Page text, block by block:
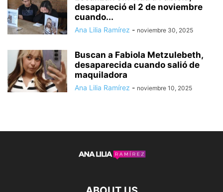
desapareció el 2 de noviembre
cuando...
Ana Lilia Ramírez - noviembre 30, 2025
Buscan a Fabiola Metzulebeth,
desaparecida cuando salió de
maquiladora
Ana Lilia Ramírez - noviembre 10, 2025